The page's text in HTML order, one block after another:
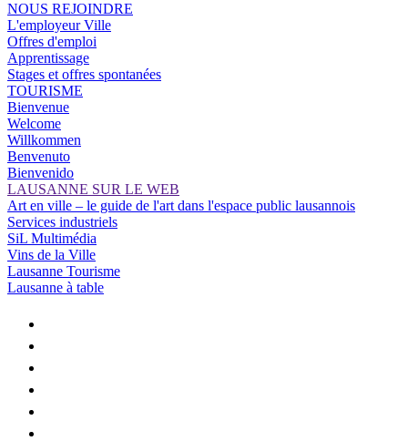
NOUS REJOINDRE
L'employeur Ville
Offres d'emploi
Apprentissage
Stages et offres spontanées
TOURISME
Bienvenue
Welcome
Willkommen
Benvenuto
Bienvenido
LAUSANNE SUR LE WEB
Art en ville – le guide de l'art dans l'espace public lausannois
Services industriels
SiL Multimédia
Vins de la Ville
Lausanne Tourisme
Lausanne à table